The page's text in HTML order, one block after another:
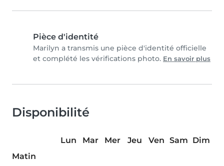
Pièce d'identité
Marilyn a transmis une pièce d'identité officielle
et complété les vérifications photo. En savoir plus
Disponibilité
Lun Mar Mer Jeu Ven Sam Dim
Matin